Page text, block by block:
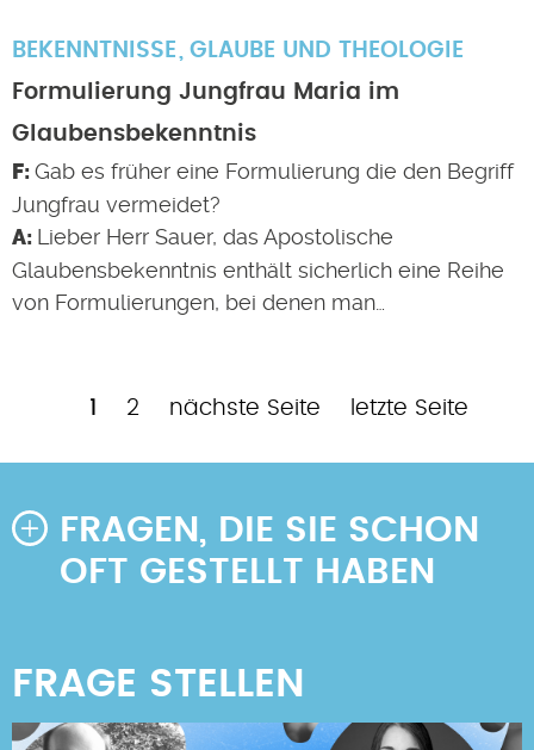
BEKENNTNISSE
GLAUBE UND THEOLOGIE
Formulierung Jungfrau Maria im
Glaubensbekenntnis
Gab es früher eine Formulierung die den Begriff
Jungfrau vermeidet?
Lieber Herr Sauer, das Apostolische
Glaubensbekenntnis enthält sicherlich eine Reihe
von Formulierungen, bei denen man…
Aktuelle
1 Page
2
Nächste
nächste Seite
Letzte
letzte Seite
FRAGEN, DIE SIE SCHON
OFT GESTELLT HABEN